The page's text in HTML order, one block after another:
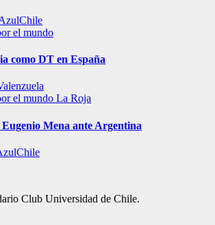
el mundo
como DT en España
el mundo La Roja
Mena ante Argentina
Club Universidad de Chile.